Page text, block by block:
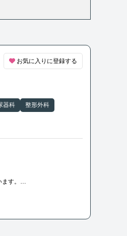
お気に入りに登録する
器科 整形外科
す。